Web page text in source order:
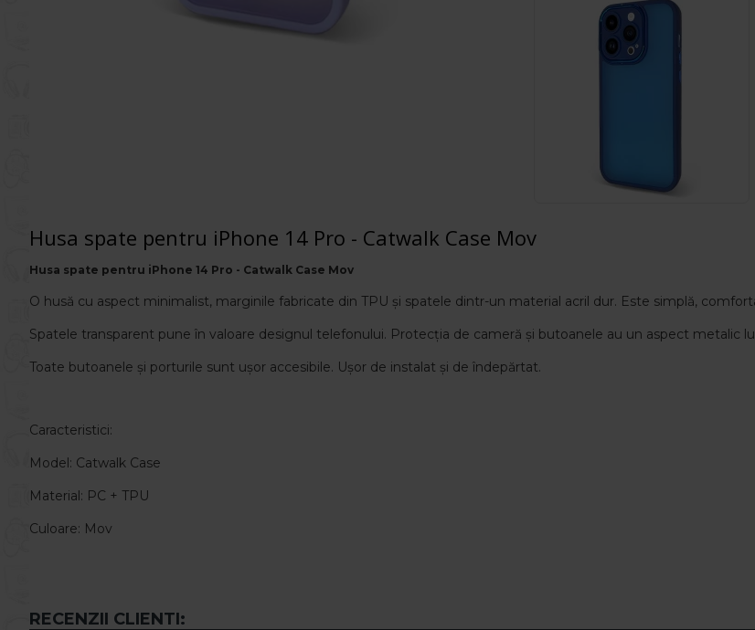
Husa spate pentru iPhone 14 Pro - Catwalk Case Mov
Husa spate pentru iPhone 14 Pro - Catwalk Case Mov
O husă cu aspect minimalist, marginile fabricate din TPU și spatele dintr-un material acril dur. Este simplă,
Spatele transparent pune în valoare designul telefonului. Protecția de cameră și butoanele au un aspect metalic
Toate butoanele și porturile sunt ușor accesibile. Ușor de instalat și de îndepărtat.
Caracteristici:
Model: Catwalk Case
Material: PC + TPU
Culoare: Mov
RECENZII CLIENTI: